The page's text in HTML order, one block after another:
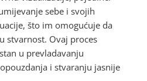
sebe i svojih
što im omogućuje da
stvarnost. Ovaj proces
u prevladavanju
i stvaranju jasnije